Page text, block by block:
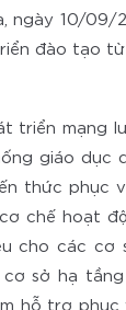
10/09/
đào tạo từ
triển mạng
giáo dục
thức phục
chế hoạt
cho các
sở hạ
hỗ trợ